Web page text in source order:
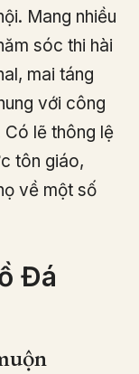
Mang nhiều
sóc thi hài
mai táng
với công
lẽ thông lệ
tôn giáo,
về một số
Đá